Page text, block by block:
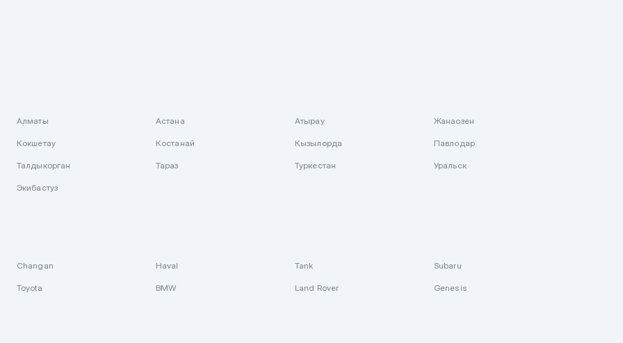
Алматы Астана Атырау Жанаозен
Кокшетау Костанай Кызылорда Павлодар
Талдыкорган Тараз Туркестан Уральск
Экибастуз
Changan Haval Tank Subaru
Toyota BMW Land Rover Genesis